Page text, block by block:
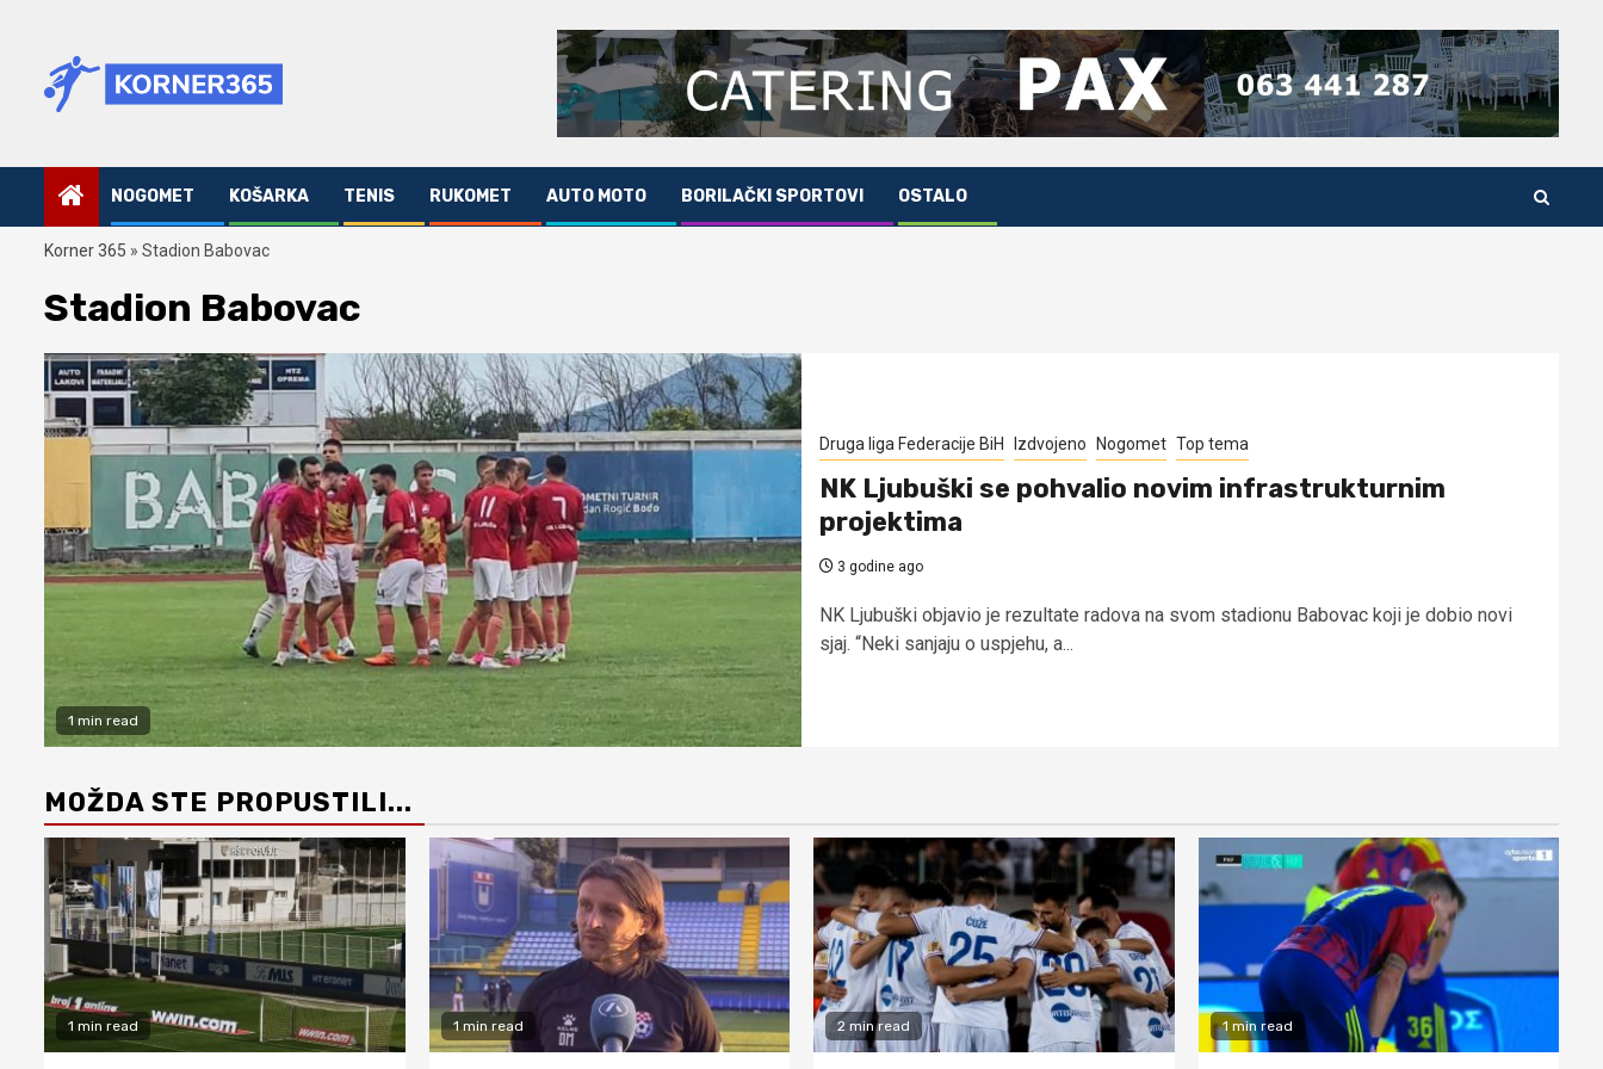
content
NOGOMET KOŠARKA TENIS RUKOMET AUTO MOTO BORILAČKI SPORTOVI OSTALO
Korner 365 » Stadion Babovac
Stadion Babovac
1 min read
Druga liga Federacije BiH Izdvojeno Nogomet Top tema
NK Ljubuški se pohvalio novim infrastrukturnim
projektima
3 godine ago
NK Ljubuški objavio je rezultate radova na svom stadionu Babovac koji je dobio novi
sjaj. “Neki sanjaju o uspjehu, a...
MOŽDA STE PROPUSTILI...
1 min read 1 min read 2 min read 1 min read